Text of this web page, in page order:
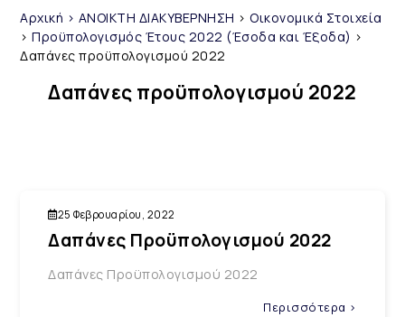
Αρχική > ΑΝΟΙΚΤΗ ΔΙΑΚΥΒΕΡΝΗΣΗ >Οικονομικά Στοιχεία
>Προϋπολογισμός Έτους 2022 (Έσοδα και Έξοδα) >
Δαπάνες προϋπολογισμού 2022
Δαπάνες προϋπολογισμού 2022
25 Φεβρουαρίου, 2022
Δαπάνες Προϋπολογισμού 2022
Δαπάνες Προϋπολογισμού 2022
Περισσότερα >